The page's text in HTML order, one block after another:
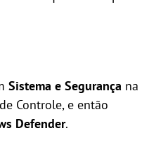
Sistema e Segurança na
Controle, e então
Defender.